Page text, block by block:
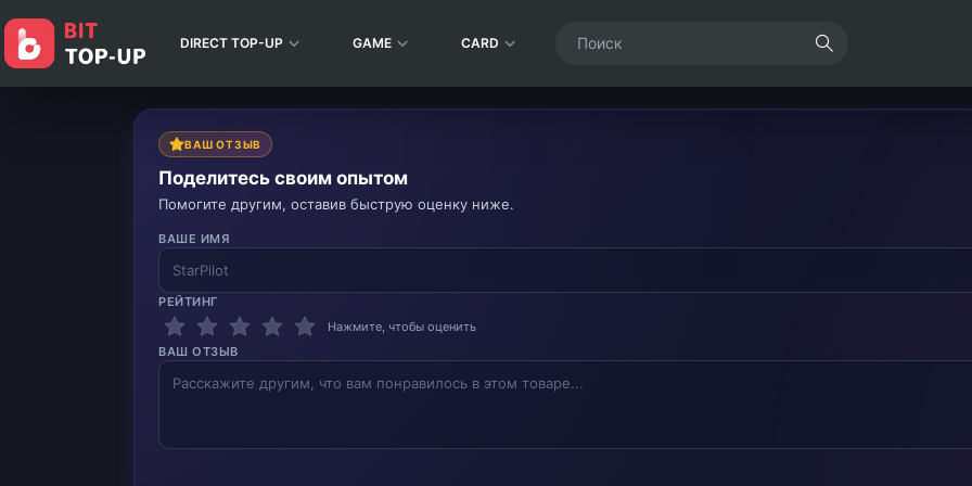
DIRECT TOP-UP GAME CARD
ВАШ ОТЗЫВ
Поделитесь своим опытом
Помогите другим, оставив быструю оценку ниже.
ВАШЕ ИМЯ
РЕЙТИНГ
Нажмите, чтобы оценить
ВАШ ОТЗЫВ